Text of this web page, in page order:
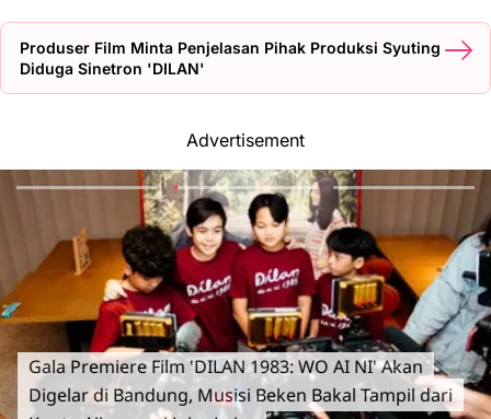
Produser Film Minta Penjelasan Pihak Produksi Syuting
Diduga Sinetron 'DILAN'
Advertisement
Gala Premiere Film 'DILAN 1983: WO AI NI' Akan
Digelar di Bandung, Musisi Beken Bakal Tampil dari